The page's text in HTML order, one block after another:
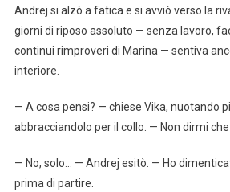
Andrej si alzò a fatica e si avviò verso la
giorni di riposo assoluto — senza lavoro,
continui rimproveri di Marina — sentiva
interiore.
— A cosa pensi? — chiese Vika, nuotando
abbracciandolo per il collo. — Non dirmi che
— No, solo… — Andrej esitò. — Ho
prima di partire.